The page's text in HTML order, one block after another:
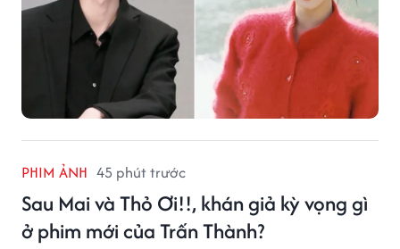
PHIM ẢNH 45 phút trước
Sau Mai và Thỏ Ơi!!, khán giả kỳ vọng gì
ở phim mới của Trấn Thành?